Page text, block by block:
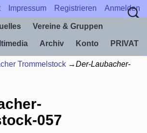
Impressum Registrieren Anmelden
Vereine & Gruppen
Archiv Konto PRIVAT
Trommelstock →Der-Laubacher-
057